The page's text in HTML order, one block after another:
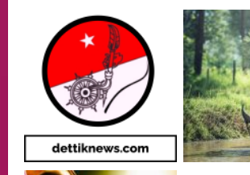
lembaga investor,
Meningkatkan SDM
05/08/2026
3
Health
Aliyuddin: Anak
Harus Berprestasi,
Menjaga Nama Baik
05/08/2026